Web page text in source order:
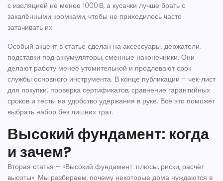
с изоляцией не менее 1000 В, а кусачки лучше брать с
закалёнными кромками, чтобы не приходилось часто
затачивать их.
Особый акцент в статье сделан на аксессуары: держатели,
подставки под аккумуляторы, сменные наконечники. Они
делают работу менее утомительной и продлевают срок
службы основного инструмента. В конце публикации – чек‑лист
для покупки: проверка сертификатов, сравнение гарантийных
сроков и тесты на удобство удержания в руке. Всё это поможет
выбрать набор без лишних трат.
Высокий фундамент: когда
и зачем?
Вторая статья – «Высокий фундамент: плюсы, риски, расчёт
высоты». Мы разбираем, почему некоторые дома нуждаются в